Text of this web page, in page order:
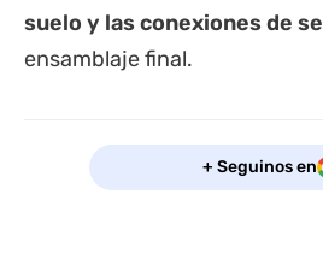
suelo y las conexiones de
ensamblaje final.
+ Seguinos en